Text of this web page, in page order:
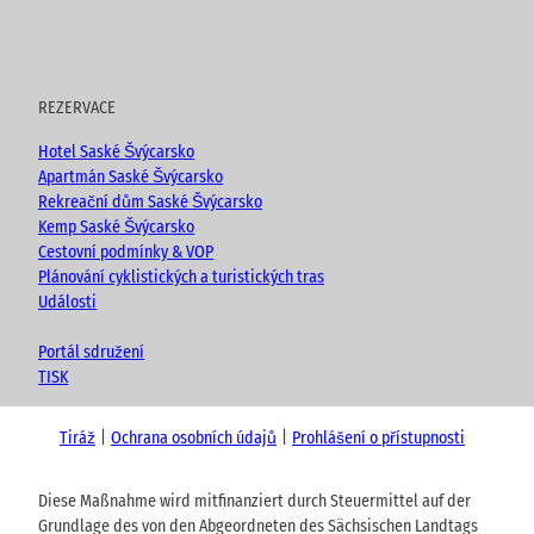
REZERVACE
Hotel Saské Švýcarsko
Apartmán Saské Švýcarsko
Rekreační dům Saské Švýcarsko
Kemp Saské Švýcarsko
Cestovní podmínky & VOP
Plánování cyklistických a turistických tras
Události
Portál sdružení
TISK
Tiráž Ochrana osobních údajů Prohlášení o přístupnosti
Diese Maßnahme wird mitfinanziert durch Steuermittel auf der
Grundlage des von den Abgeordneten des Sächsischen Landtags